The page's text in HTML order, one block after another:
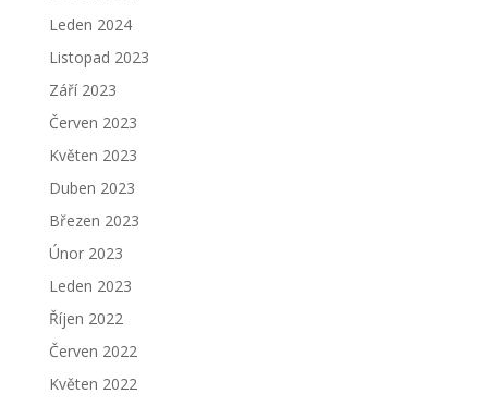
Leden 2024
Listopad 2023
Září 2023
Červen 2023
Květen 2023
Duben 2023
Březen 2023
Únor 2023
Leden 2023
Říjen 2022
Červen 2022
Květen 2022